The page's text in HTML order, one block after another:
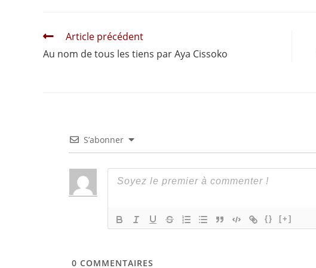
Read
articles
Article précédent
Au nom de tous les tiens par Aya Cissoko
S’abonner
{} [+]
0 COMMENTAIRES